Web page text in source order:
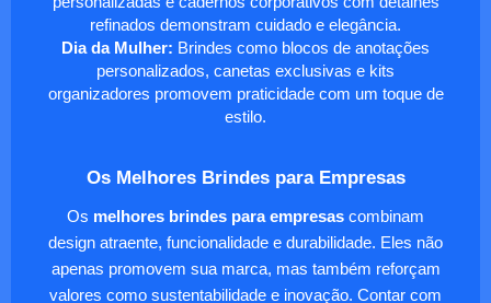
refinados demonstram cuidado e elegância.
Dia da Mulher: Brindes como blocos de anotações
personalizados, canetas exclusivas e kits
organizadores promovem praticidade com um toque de
estilo.
Os Melhores Brindes para Empresas
Os melhores brindes para empresas combinam
design atraente, funcionalidade e durabilidade. Eles não
apenas promovem sua marca, mas também reforçam
valores como sustentabilidade e inovação. Contar com